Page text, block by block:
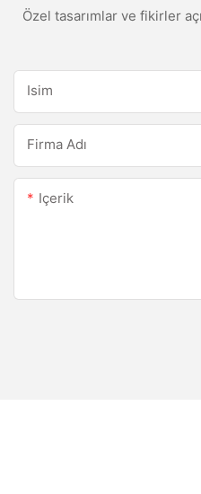
Özel tasarımlar ve fikirler
Isim
Firma Adı
Içerik